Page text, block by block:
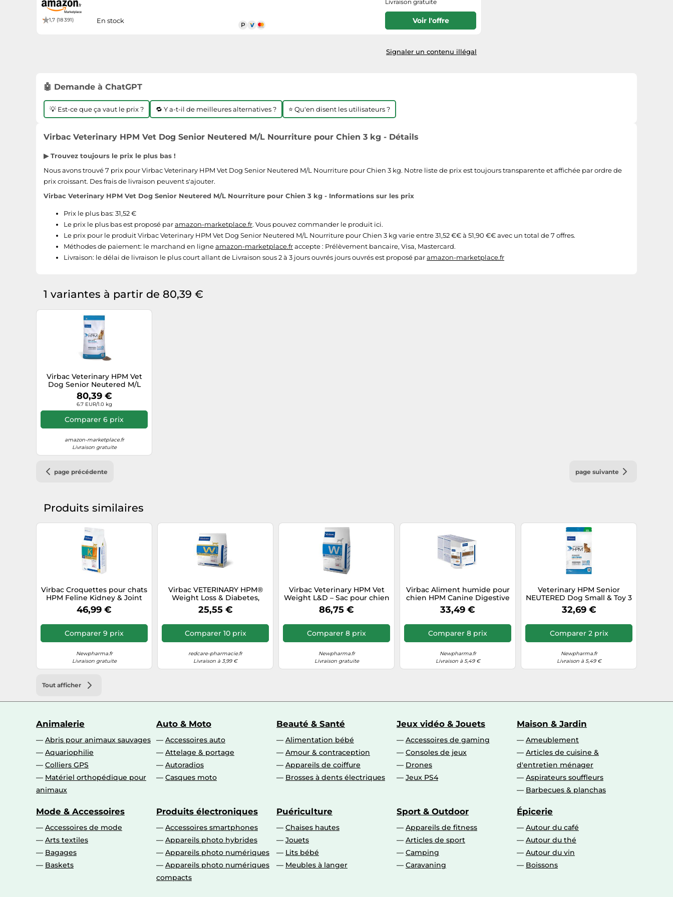
1,7 (18 391) En stock
Livraison gratuite
Voir l'offre
Signaler un contenu illégal
🤖 Demande à ChatGPT
💡 Est-ce que ça vaut le prix ? 🔁 Y a-t-il de meilleures alternatives ? ⭐ Qu'en disent les utilisateurs ?
Virbac Veterinary HPM Vet Dog Senior Neutered M/L Nourriture pour Chien 3 kg - Détails
▶ Trouvez toujours le prix le plus bas !
Nous avons trouvé 7 prix pour Virbac Veterinary HPM Vet Dog Senior Neutered M/L Nourriture pour Chien 3 kg. Notre liste de prix est toujours transparente et affichée par ordre de
prix croissant. Des frais de livraison peuvent s'ajouter.
Virbac Veterinary HPM Vet Dog Senior Neutered M/L Nourriture pour Chien 3 kg - Informations sur les prix
Prix le plus bas: 31,52 €
Le prix le plus bas est proposé paramazon-marketplace.fr. Vous pouvez commander le produit ici.
Le prix pour le produit Virbac Veterinary HPM Vet Dog Senior Neutered M/L Nourriture pour Chien 3 kg varie entre 31,52 €€ à 51,90 €€ avec un total de 7 offres.
Méthodes de paiement: le marchand en ligneamazon-marketplace.fraccepte : Prélèvement bancaire, Visa, Mastercard.
Livraison: le délai de livraison le plus court allant de Livraison sous 2 à 3 jours ouvrés jours ouvrés est proposé paramazon-marketplace.fr
1 variantes à partir de 80,39 €
Virbac Veterinary HPM Vet
Dog Senior Neutered M/L
Nourriture pour Chien 12 kg
80,39 €
6.7 EUR/1.0 kg
Comparer 6 prix
amazon-marketplace.fr
Livraison gratuite
page précédente page suivante
Produits similaires
Virbac Croquettes pour chats
HPM Feline Kidney & Joint
KJ2 Adulte – 3 kg
46,99 €
Comparer 9 prix
Newpharma.fr
Livraison gratuite
Virbac VETERINARY HPM®
Weight Loss & Diabetes,
Croquettes chat obèse Autre
1500 g
25,55 €
Comparer 10 prix
redcare-pharmacie.fr
Livraison à 3,99 €
Virbac Veterinary HPM Vet
Weight L&D – Sac pour chien
12 kg
86,75 €
Comparer 8 prix
Newpharma.fr
Livraison gratuite
Virbac Aliment humide pour
chien HPM Canine Digestive
Support — soutien digestif —
9 x 300 g
33,49 €
Comparer 8 prix
Newpharma.fr
Livraison à 5,49 €
Veterinary HPM Senior
NEUTERED Dog Small & Toy 3
kg
32,69 €
Comparer 2 prix
Newpharma.fr
Livraison à 5,49 €
Tout afficher
Animalerie
Abris pour animaux sauvages
Aquariophilie
Colliers GPS
Matériel orthopédique pour
animaux
Auto & Moto
Accessoires auto
Attelage & portage
Autoradios
Casques moto
Beauté & Santé
Alimentation bébé
Amour & contraception
Appareils de coiffure
Brosses à dents électriques
Jeux vidéo & Jouets
Accessoires de gaming
Consoles de jeux
Drones
Jeux PS4
Maison & Jardin
Ameublement
Articles de cuisine &
d'entretien ménager
Aspirateurs souffleurs
Barbecues & planchas
Mode & Accessoires
Accessoires de mode
Arts textiles
Bagages
Baskets
Produits électroniques
Accessoires smartphones
Appareils photo hybrides
Appareils photo numériques
Appareils photo numériques
compacts
Puériculture
Chaises hautes
Jouets
Lits bébé
Meubles à langer
Sport & Outdoor
Appareils de fitness
Articles de sport
Camping
Caravaning
Épicerie
Autour du café
Autour du thé
Autour du vin
Boissons